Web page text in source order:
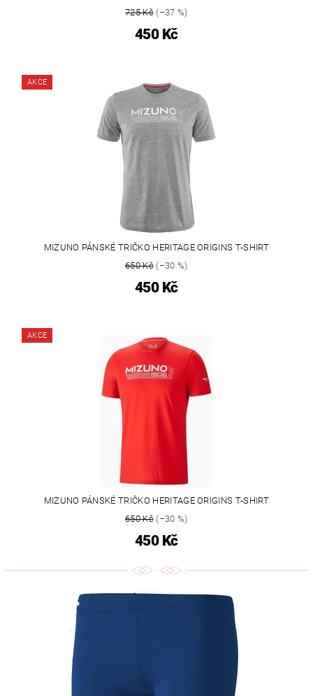
725 Kč(–37 %)
450 Kč
AKCE
MIZUNO PÁNSKÉ TRIČKO HERITAGE ORIGINS T-SHIRT
650 Kč(–30 %)
450 Kč
AKCE
MIZUNO PÁNSKÉ TRIČKO HERITAGE ORIGINS T-SHIRT
650 Kč(–30 %)
450 Kč